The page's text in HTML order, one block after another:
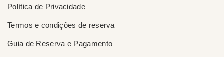
Política de Privacidade
Termos e condições de reserva
Guia de Reserva e Pagamento